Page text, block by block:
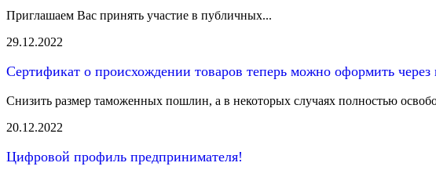
Приглашаем Вас принять участие в публичных...
29.12.2022
Сертификат о происхождении товаров теперь можно оформить
Снизить размер таможенных пошлин, а в некоторых случаях полностью
20.12.2022
Цифровой профиль предпринимателя!